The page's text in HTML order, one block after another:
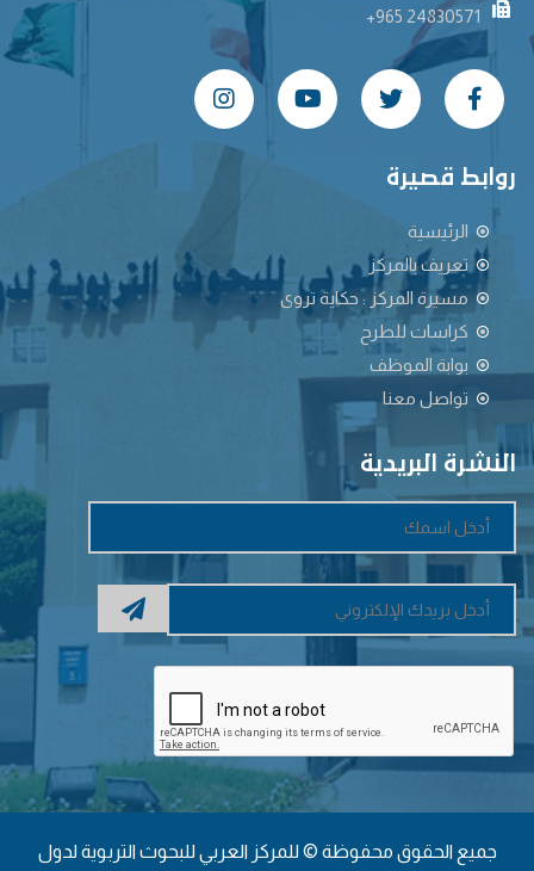
+965 24830571
روابط قصيرة
الرئيسية
تعريف بالمركز
مسيرة المركز : حكاية تروى
كراسات للطرح
بوابة الموظف
تواصل معنا
النشرة البريدية
جميع الحقوق محفوظة © للمركز العربي للبحوث التربوية لدول